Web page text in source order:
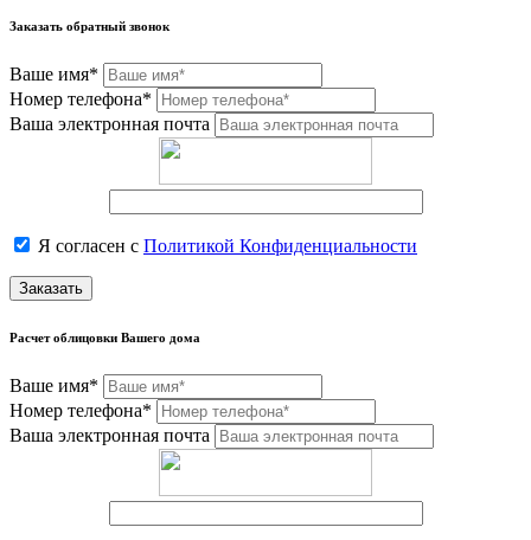
Заказать обратный звонок
Ваше имя*
Номер телефона*
Ваша электронная почта
Я согласен с Политикой Конфиденциальности
Заказать
Расчет облицовки Вашего дома
Ваше имя*
Номер телефона*
Ваша электронная почта